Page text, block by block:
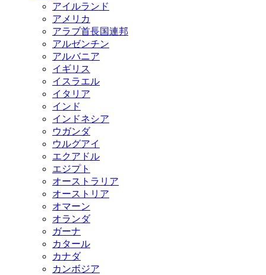
アイルランド
アメリカ
アラブ首長国連邦
アルゼンチン
アルバニア
イギリス
イスラエル
イタリア
インド
インドネシア
ウガンダ
ウルグアイ
エクアドル
エジプト
オーストラリア
オーストリア
オマーン
オランダ
ガーナ
カタール
カナダ
カンボジア